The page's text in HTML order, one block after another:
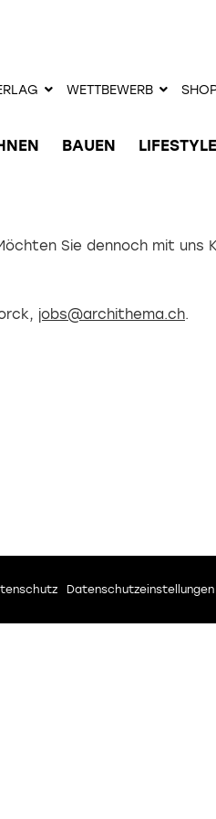
WETTBEWERB
BAUEN LIFESTYLE
Sie dennoch mit
jobs@archithema.ch.
Datenschutzeinstellungen